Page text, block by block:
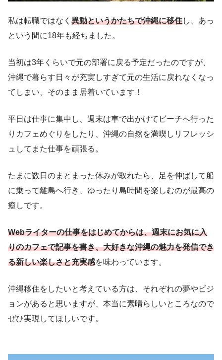
私は転職ではなく 異動というかたちで沖縄に移住し、あっ
という間に18年も経ちました。
当初は3年くらいで元の部署に戻る予定だったのですが、
沖縄で暮らす日々が充実しすぎて元の生活に戻れなくなっ
てしまい、そのまま居着いています！
平日は仕事に集中し、週末は車で出かけてビーチへ行った
りカフェめぐりをしたり、沖縄の自然を満喫しリフレッシ
ュしてまた仕事を頑張る。
たまに数日のまとまった休みが取れたら、足を伸ばして船
に乗って離島へ行き、ゆったり島時間を楽しむのが最高の
癒しです。
Webライターの仕事をはじめてからは、週末にお気に入
りのカフェで記事を書き、大好きな沖縄の魅力を発信でき
る新しい楽しさと充実感を味わっています。
沖縄移住をしたいと考えている方は、それぞれの夢やビジ
ョンがあると思いますが、本当に素晴らしいところなので
ぜひ実現してほしいです。